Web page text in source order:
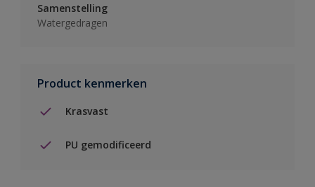
Samenstelling
Watergedragen
Product kenmerken
Krasvast
PU gemodificeerd